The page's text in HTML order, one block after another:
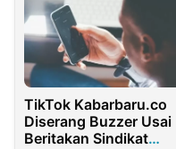
TikTok Kabarbaru.co
Diserang Buzzer Usai
Beritakan Sindikat